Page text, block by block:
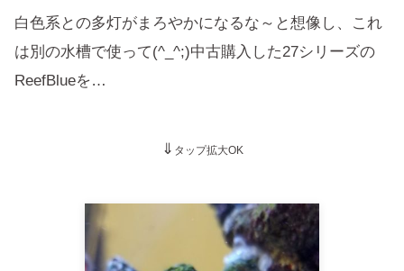
白色系との多灯がまろやかになるな～と想像し、これ
は別の水槽で使って(^_^;)中古購入した27シリーズの
ReefBlueを…
⇓ タップ拡大OK